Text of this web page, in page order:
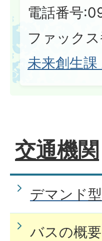
電話番号
ファック
未来創生
交通機関
デマンド
バスの概要